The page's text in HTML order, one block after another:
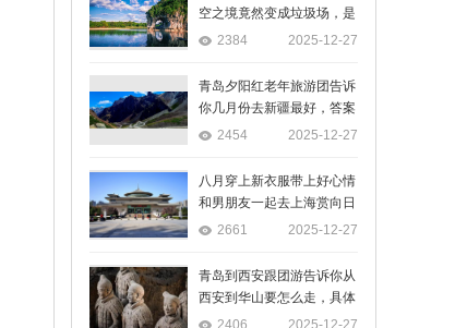
空之境竟然变成垃圾场，是
什么导致了这边环境越来越
2384 2025-12-27
青岛夕阳红老年旅游团告诉
你几月份去新疆最好，答案
就是现在
2454 2025-12-27
八月穿上新衣服带上好心情
和男朋友一起去上海赏向日
葵吧2661 2025-12-27
青岛到西安跟团游告诉你从
西安到华山要怎么走，具体
的路线是怎么规定的
2406 2025-12-27